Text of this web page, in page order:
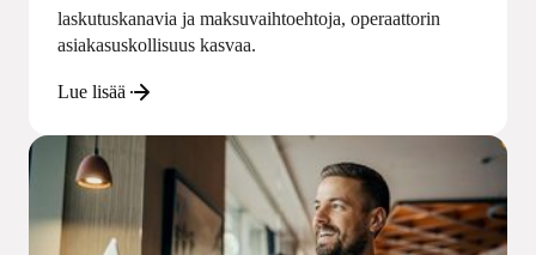
laskutuskanavia ja maksuvaihtoehtoja, operaattorin
asiakasuskollisuus kasvaa.
Lue lisää